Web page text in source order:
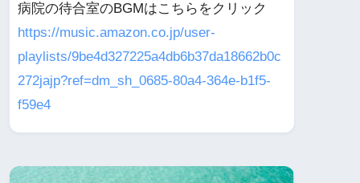
病院の待合室のBGMはこちらをクリック
https://music.amazon.co.jp/user-
playlists/9be4d327225a4db6b37da18662b0c
272jajp?ref=dm_sh_0685-80a4-364e-b1f5-
f59e4